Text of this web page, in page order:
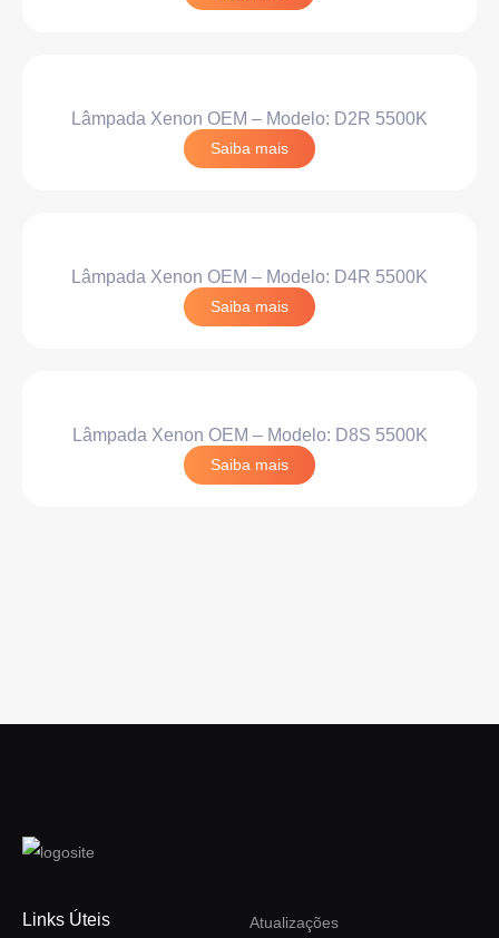
Lâmpada Xenon OEM – Modelo: D2R 5500K
Saiba mais
Lâmpada Xenon OEM – Modelo: D4R 5500K
Saiba mais
Lâmpada Xenon OEM – Modelo: D8S 5500K
Saiba mais
Links Úteis
Atualizações